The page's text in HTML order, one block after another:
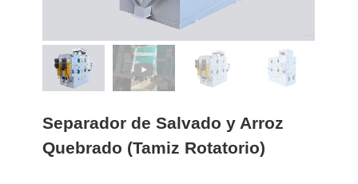
Separador de Salvado y Arroz
Quebrado (Tamiz Rotatorio)